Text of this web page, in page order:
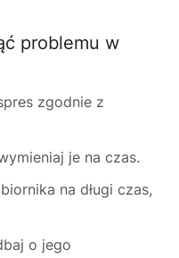
problemu w
zgodnie z
je na czas.
na długi czas,
o jego